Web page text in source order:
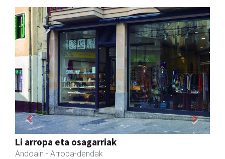
Aldama tapia aholkularitza
Andoain - Aholkularitza
Previous Next